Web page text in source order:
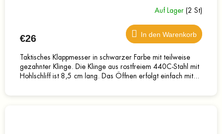
Auf Lager (2 St)
€26 In den Warenkorb
Taktisches Klappmesser in schwarzer Farbe mit teilweise
gezahnter Klinge. Die Klinge aus rostfreiem 440C-Stahl mit
Hohlschliff ist 8,5 cm lang. Das Öffnen erfolgt einfach mit...